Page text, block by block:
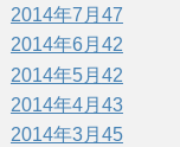
2014年7月 47
2014年6月 42
2014年5月 42
2014年4月 43
2014年3月 45